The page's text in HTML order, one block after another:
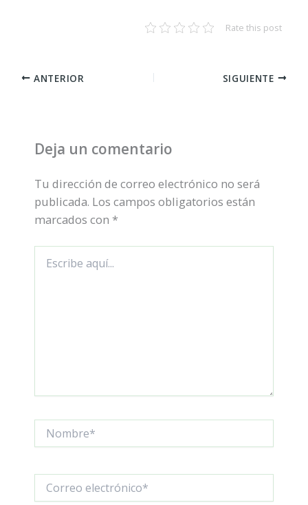
Rate this post
ANTERIOR SIGUIENTE
Deja un comentario
Tu dirección de correo electrónico no será
publicada. Los campos obligatorios están
marcados con *
aquí...
electrónico*